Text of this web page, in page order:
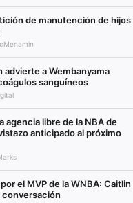
de manutención de hijos
advierte a Wembanyama
sanguíneos
agencia libre de la NBA de
anticipado al próximo
el MVP de la WNBA: Caitlin
conversación